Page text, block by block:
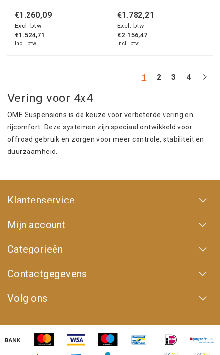
€1.260,09
Excl. btw
€1.524,71
Incl. btw
€1.782,21
Excl. btw
€2.156,47
Incl. btw
1 2 3 4
Vering voor 4x4
OME Suspensions is dé keuze voor verbeterde vering en
rijcomfort. Deze systemen zijn speciaal ontwikkeld voor
offroad gebruik en zorgen voor meer controle, stabiliteit en
duurzaamheid.
Klantenservice
Mijn account
Categorieën
Contactgegevens
Volg ons